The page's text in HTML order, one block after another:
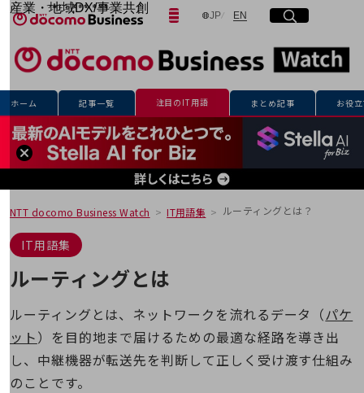
産業・地域DX/事業共創
OPEN HUB for Plural Futures
自律・分散・協調型社会の実現を目指し、
「社会可能性」を探究・実装する事業共創エコシステムです。
イベント/ウェビナー
記事コンテンツ
プレイヤー(カタリスト/パートナー企業)
事例
Smart World
産業・地域DXプラットフォーマーとして
Smart City
Smart Education
Smart Healthcare
Smart Mobility
生成AI(Generative AI)
地域の取り組み
地域社会を支える皆さまと地域課題の解決や
地域経済のさらなる活性化に取り組みます
自治体・地域社会との共創
JP日本語
ENEnglish
サイト内検索
開く
メニュー
開く
フリーワードを入力して探す
フリーワードでNTTドコモビジネスの
検索する
ホーム 記事一覧 注目のIT用語 まとめ記事 お役
NTT docomo Business Watch IT用語集 ルーティングとは？
IT用語集
ルーティングとは
ルーティングとは、ネットワークを流れるデータ（パケ
ット）を目的地まで届けるための最適な経路を導き出
し、中継機器が転送先を判断して正しく受け渡す仕組み
のことです。